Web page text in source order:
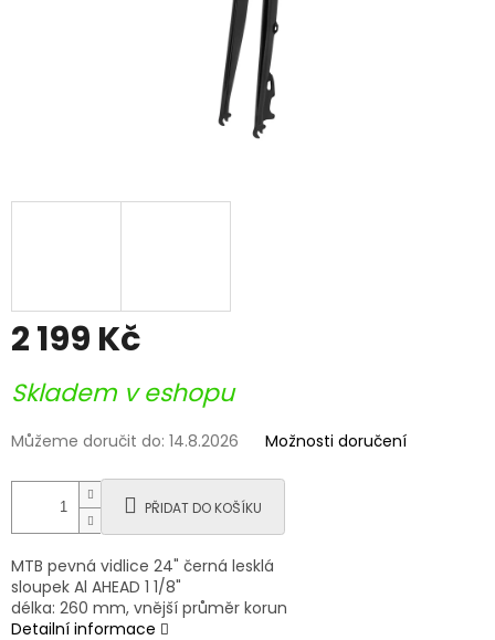
2 199 Kč
cena:
Skladem v eshopu
Můžeme doručit do: 14.8.2026 Možnosti doručení
PŘIDAT DO KOŠÍKU
MTB pevná vidlice 24" černá lesklá
sloupek Al AHEAD 1 1/8"
délka: 260 mm, vnější průměr korun
Detailní informace